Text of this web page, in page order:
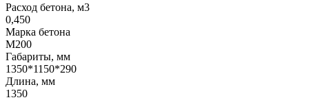
Расход бетона, м3
0,450
Марка бетона
М200
Габариты, мм
1350*1150*290
Длина, мм
1350